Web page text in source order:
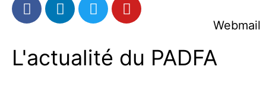
Webmail
L'actualité du PADFA